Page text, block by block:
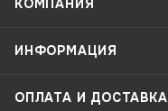
КОМПАНИЯ
ИНФОРМАЦИЯ
ОПЛАТА И ДОСТАВКА